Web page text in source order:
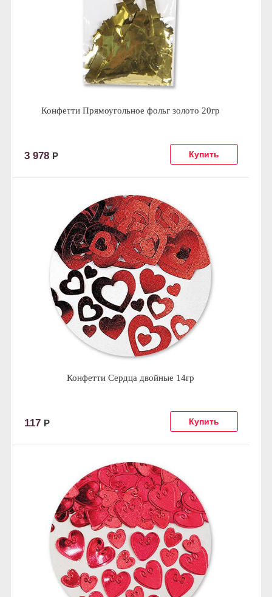
Конфетти Прямоугольное фольг золото 20гр
3 978 Р
Конфетти Сердца двойные 14гр
117 Р